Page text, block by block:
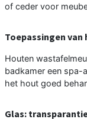
of ceder voor
Toepassingen van
Houten
badkamer een spa-
het hout goed
Glas: